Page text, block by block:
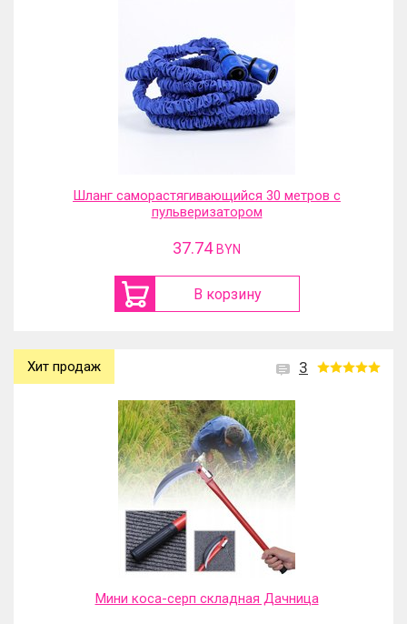
Шланг саморастягивающийся 30 метров с
пульверизатором
37.74 BYN
В корзину
3
Хит продаж
Мини коса-серп складная Дачница